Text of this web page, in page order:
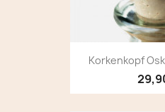
Korkenkopf